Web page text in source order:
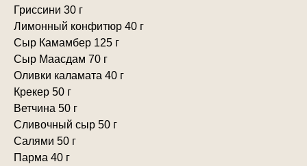
Гриссини 30 г
Лимонный конфитюр 40 г
Сыр Камамбер 125 г
Сыр Маасдам 70 г
Оливки каламата 40 г
Крекер 50 г
Ветчина 50 г
Сливочный сыр 50 г
Салями 50 г
Парма 40 г